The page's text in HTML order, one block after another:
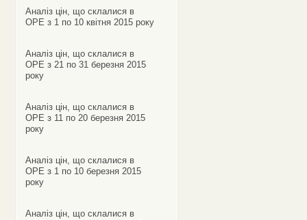
Аналіз цін, що склалися в
ОРЕ з 1 по 10 квітня 2015 року
Аналіз цін, що склалися в
ОРЕ з 21 по 31 березня 2015
року
Аналіз цін, що склалися в
ОРЕ з 11 по 20 березня 2015
року
Аналіз цін, що склалися в
ОРЕ з 1 по 10 березня 2015
року
Аналіз цін, що склалися в